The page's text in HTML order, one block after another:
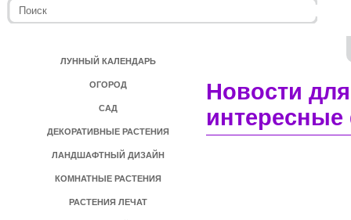
ЛУННЫЙ КАЛЕНДАРЬ
ОГОРОД
САД
ДЕКОРАТИВНЫЕ РАСТЕНИЯ
ЛАНДШАФТНЫЙ ДИЗАЙН
КОМНАТНЫЕ РАСТЕНИЯ
РАСТЕНИЯ ЛЕЧАТ
Новости